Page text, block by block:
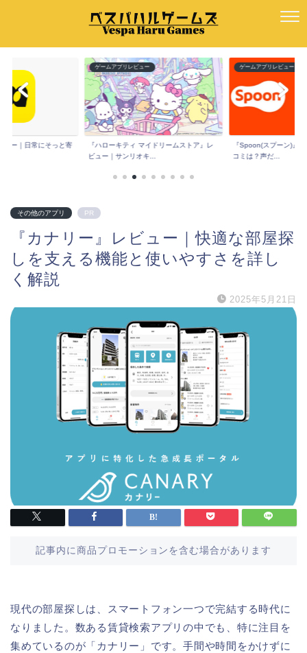
ュー｜日常にそっと寄
ゲームアプリレビュー
『ハローキティ マイドリームストア』レ
ビュー｜サンリオキ...
ゲームアプリレビュー
『Spoon(スプーン)』
コミは？声だ...
その他のアプリ PR
『カナリー』レビュー｜快適な部屋探
しを支える機能と使いやすさを詳し
く解説
2025年5月21日
記事内に商品プロモーションを含む場合があります
現代の部屋探しは、スマートフォン一つで完結する時代に
なりました。数ある賃貸検索アプリの中でも、特に注目を
集めているのが「カナリー」です。手間や時間をかけずに